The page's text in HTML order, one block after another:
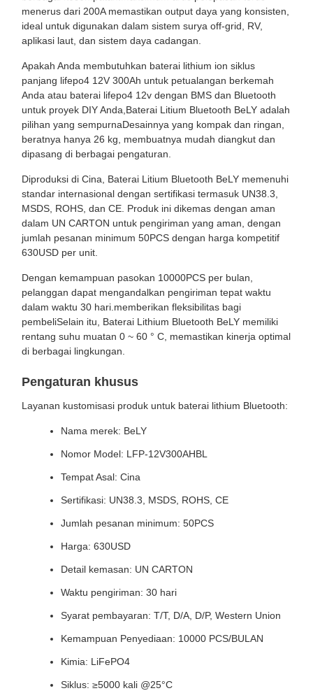
menerus dari 200A memastikan output daya yang konsisten,
ideal untuk digunakan dalam sistem surya off-grid, RV,
aplikasi laut, dan sistem daya cadangan.
Apakah Anda membutuhkan baterai lithium ion siklus
panjang lifepo4 12V 300Ah untuk petualangan berkemah
Anda atau baterai lifepo4 12v dengan BMS dan Bluetooth
untuk proyek DIY Anda,Baterai Litium Bluetooth BeLY adalah
pilihan yang sempurnaDesainnya yang kompak dan ringan,
beratnya hanya 26 kg, membuatnya mudah diangkut dan
dipasang di berbagai pengaturan.
Diproduksi di Cina, Baterai Litium Bluetooth BeLY memenuhi
standar internasional dengan sertifikasi termasuk UN38.3,
MSDS, ROHS, dan CE. Produk ini dikemas dengan aman
dalam UN CARTON untuk pengiriman yang aman, dengan
jumlah pesanan minimum 50PCS dengan harga kompetitif
630USD per unit.
Dengan kemampuan pasokan 10000PCS per bulan,
pelanggan dapat mengandalkan pengiriman tepat waktu
dalam waktu 30 hari.memberikan fleksibilitas bagi
pembeliSelain itu, Baterai Lithium Bluetooth BeLY memiliki
rentang suhu muatan 0 ~ 60 ° C, memastikan kinerja optimal
di berbagai lingkungan.
Pengaturan khusus
Layanan kustomisasi produk untuk baterai lithium Bluetooth:
Nama merek: BeLY
Nomor Model: LFP-12V300AHBL
Tempat Asal: Cina
Sertifikasi: UN38.3, MSDS, ROHS, CE
Jumlah pesanan minimum: 50PCS
Harga: 630USD
Detail kemasan: UN CARTON
Waktu pengiriman: 30 hari
Syarat pembayaran: T/T, D/A, D/P, Western Union
Kemampuan Penyediaan: 10000 PCS/BULAN
Kimia: LiFePO4
Siklus: ≥5000 kali @25°C